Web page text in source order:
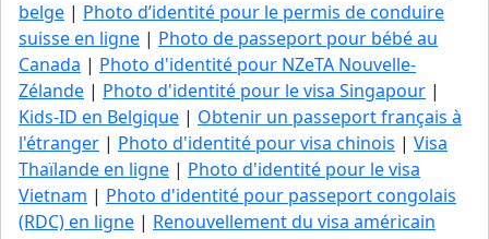
belge | Photo d’identité pour le permis de conduire
suisse en ligne | Photo de passeport pour bébé au
Canada | Photo d'identité pour NZeTA Nouvelle-
Zélande | Photo d'identité pour le visa Singapour |
Kids-ID en Belgique | Obtenir un passeport français à
l'étranger | Photo d'identité pour visa chinois | Visa
Thaïlande en ligne | Photo d'identité pour le visa
Vietnam | Photo d'identité pour passeport congolais
(RDC) en ligne | Renouvellement du visa américain